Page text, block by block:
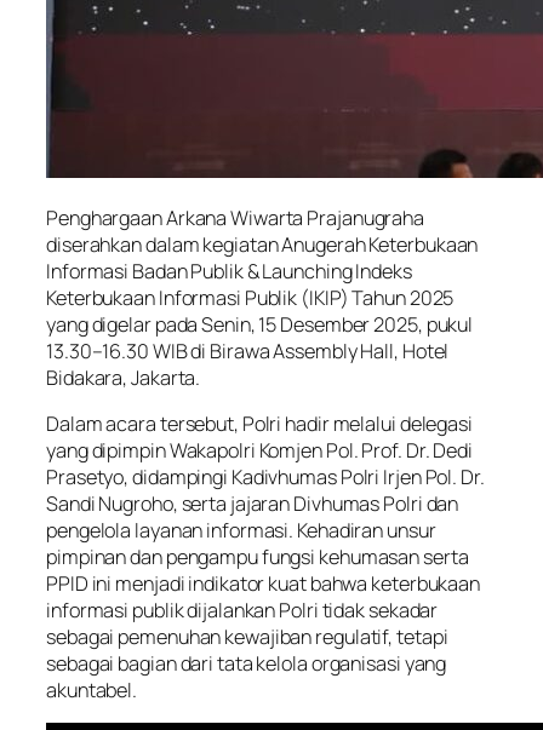
Penghargaan Arkana Wiwarta Prajanugraha
diserahkan dalam kegiatan Anugerah Keterbukaan
Informasi Badan Publik & Launching Indeks
Keterbukaan Informasi Publik (IKIP) Tahun 2025
yang digelar pada Senin, 15 Desember 2025, pukul
13.30–16.30 WIB di Birawa Assembly Hall, Hotel
Bidakara, Jakarta.
Dalam acara tersebut, Polri hadir melalui delegasi
yang dipimpin Wakapolri Komjen Pol. Prof. Dr. Dedi
Prasetyo, didampingi Kadivhumas Polri Irjen Pol. Dr.
Sandi Nugroho, serta jajaran Divhumas Polri dan
pengelola layanan informasi. Kehadiran unsur
pimpinan dan pengampu fungsi kehumasan serta
PPID ini menjadi indikator kuat bahwa keterbukaan
informasi publik dijalankan Polri tidak sekadar
sebagai pemenuhan kewajiban regulatif, tetapi
sebagai bagian dari tata kelola organisasi yang
akuntabel.